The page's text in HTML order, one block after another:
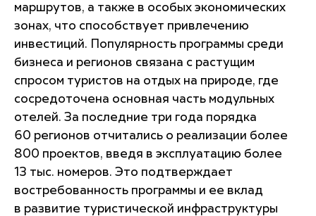
маршрутов, а также в особых экономических
зонах, что способствует привлечению
инвестиций. Популярность программы среди
бизнеса и регионов связана с растущим
спросом туристов на отдых на природе, где
сосредоточена основная часть модульных
отелей. За последние три года порядка
60 регионов отчитались о реализации более
800 проектов, введя в эксплуатацию более
13 тыс. номеров. Это подтверждает
востребованность программы и ее вклад
в развитие туристической инфраструктуры